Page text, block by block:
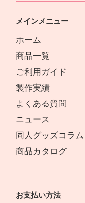
メインメニュー
ホーム
商品一覧
ご利用ガイド
製作実績
よくある質問
ニュース
同人グッズコラム
商品カタログ
お支払い方法